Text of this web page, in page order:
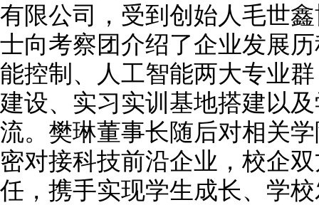
有限公司，受到创始人毛世
士向考察团介绍了企业发展
能控制、人工智能两大专业
建设、实习实训基地搭建以
流。樊琳董事长随后对相关
密对接科技前沿企业，校企
任，携手实现学生成长、学